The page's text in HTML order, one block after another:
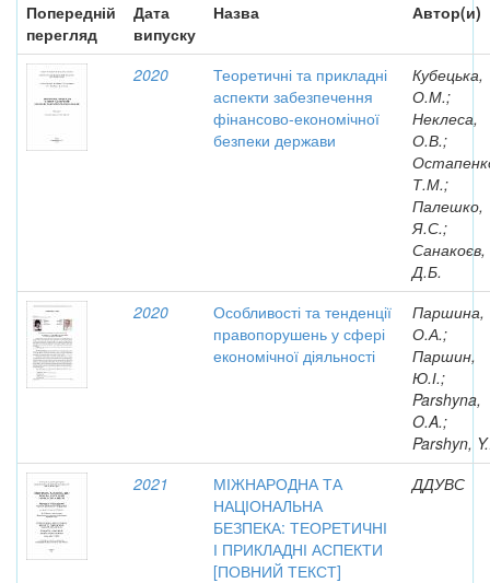
Попередній
перегляд
Дата
випуску
Назва Автор(и)
2020
Теоретичні та прикладні
аспекти забезпечення
фінансово-економічної
безпеки держави
Кубецька,
О.М.;
Неклеса,
О.В.;
Т.М.;
Палешко,
Я.С.;
Санакоєв,
Д.Б.
2020
Особливості та тенденції
правопорушень у сфері
економічної діяльності
Паршина,
О.А.;
Паршин,
Ю.І.;
Parshyna,
O.A.;
Parshyn,
2021
МІЖНАРОДНА ТА
НАЦІОНАЛЬНА
БЕЗПЕКА: ТЕОРЕТИЧНІ
І ПРИКЛАДНІ АСПЕКТИ
[ПОВНИЙ ТЕКСТ]
ДДУВС